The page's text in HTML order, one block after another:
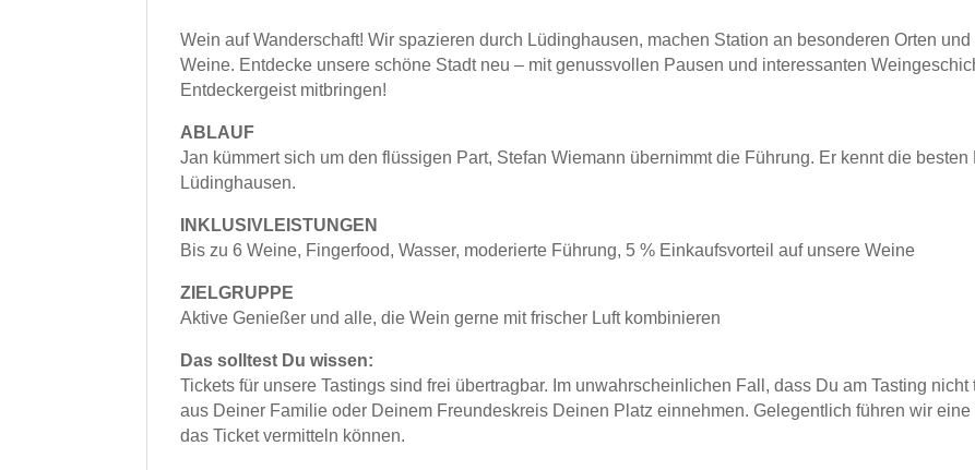
Wein auf Wanderschaft! Wir spazieren durch Lüdinghausen, machen Station an besonderen Orten
Weine. Entdecke unsere schöne Stadt neu – mit genussvollen Pausen und interessanten
Entdeckergeist mitbringen!
ABLAUF
Jan kümmert sich um den flüssigen Part, Stefan Wiemann übernimmt die Führung. Er kennt die
Lüdinghausen.
INKLUSIVLEISTUNGEN
Bis zu 6 Weine, Fingerfood, Wasser, moderierte Führung, 5 % Einkaufsvorteil auf unsere Weine
ZIELGRUPPE
Aktive Genießer und alle, die Wein gerne mit frischer Luft kombinieren
Das solltest Du wissen:
Tickets für unsere Tastings sind frei übertragbar. Im unwahrscheinlichen Fall, dass Du am Tasting
aus Deiner Familie oder Deinem Freundeskreis Deinen Platz einnehmen. Gelegentlich führen wir
das Ticket vermitteln können.